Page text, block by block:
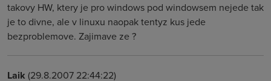
takovy HW, ktery je pro windows pod windowsem nejede tak
je to divne, ale v linuxu naopak tentyz kus jede
bezproblemove. Zajimave ze ?
Laik (29.8.2007 22:44:22)